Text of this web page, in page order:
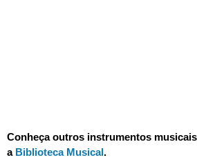
Conheça outros instrumentos
a Biblioteca Musical.